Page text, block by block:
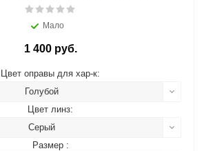
Мало
1 400 руб.
Цвет оправы для хар-к:
Голубой
Цвет линз:
Серый
Размер :